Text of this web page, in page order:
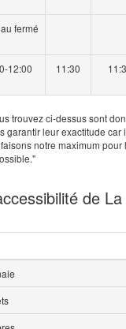
fermé
12:00 11:30
trouvez ci-dessus sont
garantir leur exactitude car
notre maximum pour
de